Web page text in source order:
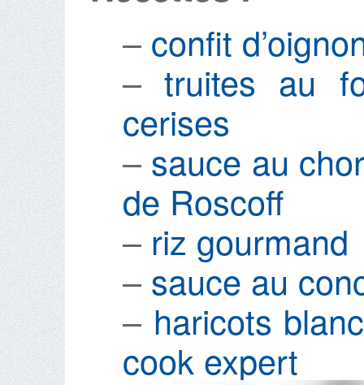
– confit
–truites au
cerises
– sauce au
de Roscoff
– riz gourmand
– sauce au
– haricots
cook expert